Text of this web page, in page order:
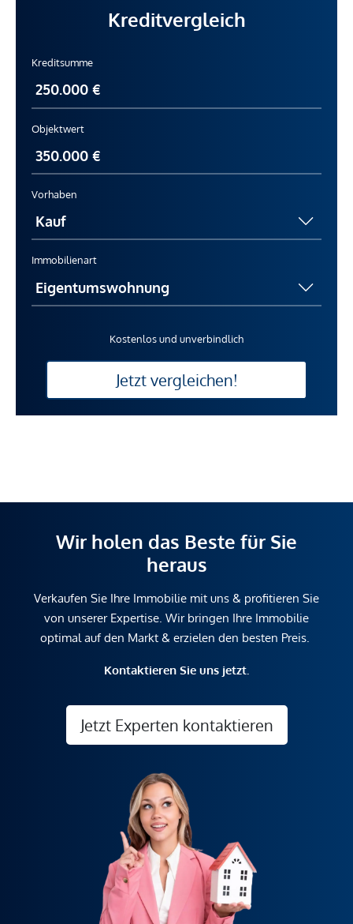
Kreditvergleich
Kreditsumme
Objektwert
Vorhaben
Immobilienart
Kostenlos und unverbindlich
Jetzt vergleichen!
Wir holen das Beste für Sie
heraus
Verkaufen Sie Ihre Immobilie mit uns & profitieren Sie
von unserer Expertise. Wir bringen Ihre Immobilie
optimal auf den Markt & erzielen den besten Preis.
Kontaktieren Sie uns jetzt.
Jetzt Experten kontaktieren